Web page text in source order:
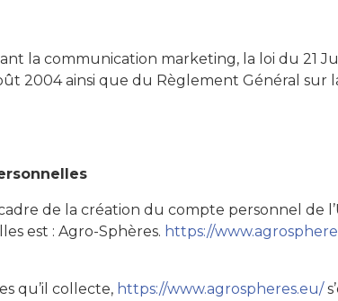
la communication marketing, la loi du 21
2004 ainsi que du Règlement Général sur
de la création du compte personnel de
est : Agro-Sphères. https://
qu’il collecte, https://www.agrospheres.eu/